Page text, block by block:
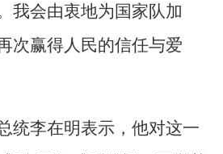
我会由衷地为国家队加
次赢得人民的信任与爱
统李在明表示，他对这一